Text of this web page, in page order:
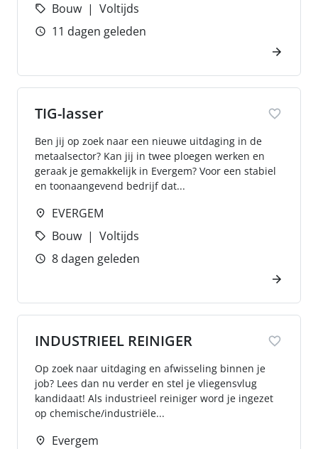
Bouw
Voltijds
11 dagen geleden
TIG-lasser
Ben jij op zoek naar een nieuwe uitdaging in de
metaalsector? Kan jij in twee ploegen werken en
geraak je gemakkelijk in Evergem? Voor een stabiel
en toonaangevend bedrijf dat...
EVERGEM
Bouw
Voltijds
8 dagen geleden
INDUSTRIEEL REINIGER
Op zoek naar uitdaging en afwisseling binnen je
job? Lees dan nu verder en stel je vliegensvlug
kandidaat! Als industrieel reiniger word je ingezet
op chemische/industriële...
Evergem